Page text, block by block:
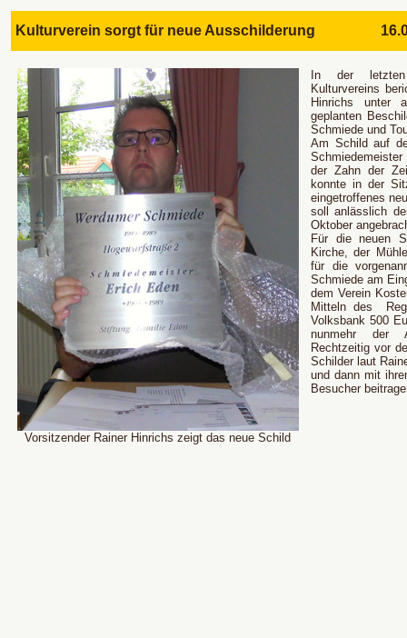
Kulturverein sorgt für neue Ausschilderung
Vorsitzender Rainer Hinrichs zeigt das neue Schild
In der letzten
Kulturvereins
Hinrichs unter
geplanten
Schmiede und
Am Schild auf
der Zahn der
konnte in der
eingetroffenes
soll anlässlich
Oktober
Für die neuen
Kirche, der
für die
Schmiede am
dem Verein
Mitteln des
Volksbank 500
nunmehr der
Rechtzeitig vor
Schilder laut
und dann mit
Besucher